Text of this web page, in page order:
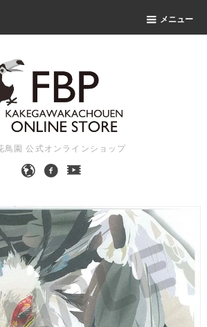
メニュー
鳥園 公式オンラインショップ